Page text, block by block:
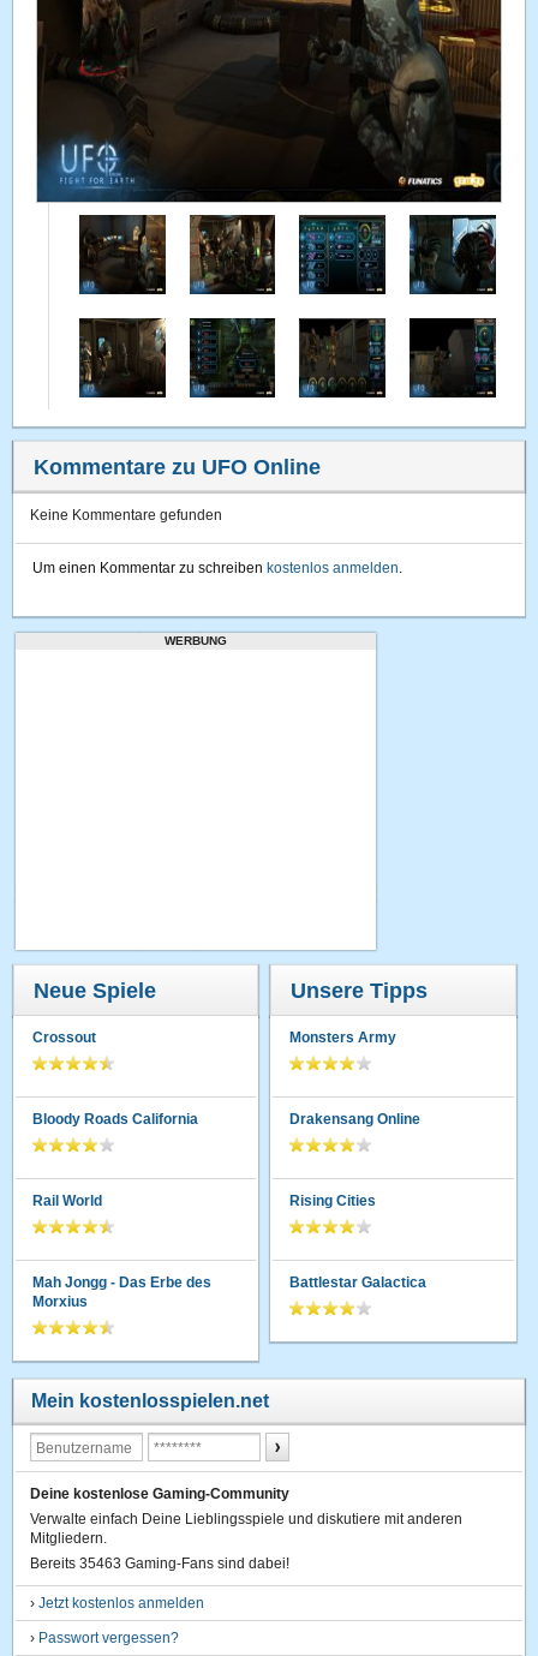
Kommentare zu UFO Online
Keine Kommentare gefunden
Um einen Kommentar zu schreiben kostenlos anmelden.
WERBUNG
Neue Spiele
Crossout
Bloody Roads California
Rail World
Mah Jongg - Das Erbe des
Morxius
Unsere Tipps
Monsters Army
Drakensang Online
Rising Cities
Battlestar Galactica
Mein kostenlosspielen.net
Deine kostenlose Gaming-Community
Verwalte einfach Deine Lieblingsspiele und diskutiere mit anderen
Mitgliedern.
Bereits 35463 Gaming-Fans sind dabei!
›Jetzt kostenlos anmelden
› Passwort vergessen?